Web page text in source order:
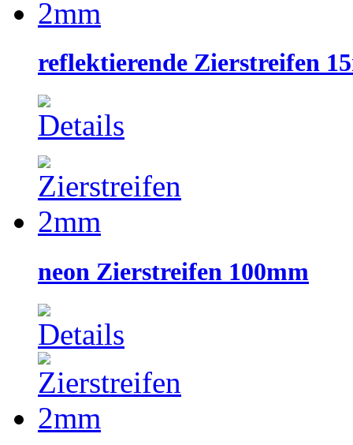
reflektierende Zierstreifen
neon Zierstreifen 100mm